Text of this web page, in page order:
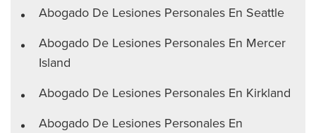
Abogado De Lesiones Personales En Seattle
Abogado De Lesiones Personales En Mercer
Island
Abogado De Lesiones Personales En Kirkland
Abogado De Lesiones Personales En